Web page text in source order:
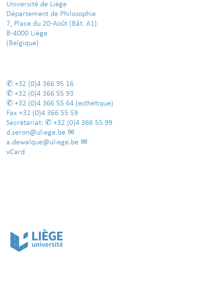
Université de Liège
Département de Philosophie
7, Place du 20-Août (Bât. A1)
B-4000 Liège
(Belgique)
+32 (0)4 366 95 16
+32 (0)4 366 55 93
+32 (0)4 366 55 64 (esthétique)
Fax +32 (0)4 366 55 59
Secrétariat:
+32 (0)4 366 55 99
d.seron@uliege.be
a.dewalque@uliege.be
vCard